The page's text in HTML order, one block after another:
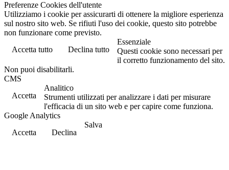
Preferenze Cookies dell'utente
Utilizziamo i cookie per assicurarti di ottenere la migliore esperienza
sul nostro sito web. Se rifiuti l'uso dei cookie, questo sito potrebbe
non funzionare come previsto.
Accetta tutto
Declina tutto
Essenziale
Questi cookie sono necessari per
il corretto funzionamento del sito.
Non puoi disabilitarli.
CMS
Accetta
Analitico
Strumenti utilizzati per analizzare i dati per misurare
l'efficacia di un sito web e per capire come funziona.
Google Analytics
Accetta
Declina
Salva